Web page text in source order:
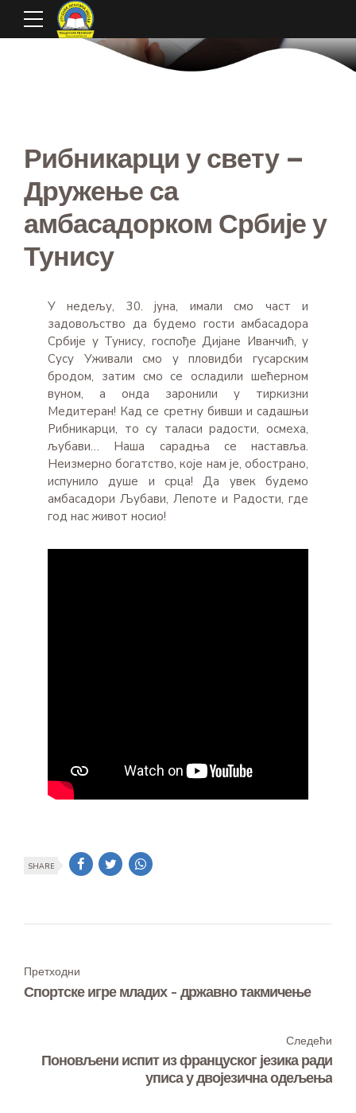
Рибникарци у свету –
Дружење са
амбасадорком Србије у
Тунису
У недељу, 30. јуна, имали смо част и
задовољство да будемо гости амбасадора
Србије у Тунису, госпође Дијане Иванчић, у
Сусу Уживали смо у пловидби гусарским
бродом, затим смо се осладили шећерном
вуном, а онда заронили у тиркизни
Медитеран! Кад се сретну бивши и садашњи
Рибникарци, то су таласи радости, осмеха,
љубави… Наша сарадња се наставља.
Неизмерно богатство, које нам је, обoстрано,
испунило душе и срца! Да увек будемо
амбасадори Љубави, Лепоте и Радости, где
год нас живот носио!
SHARE
Претходни
Спортске игре младих - државно такмичење
Следећи
Поновљени испит из француског језика ради
уписа у двојезична одељења